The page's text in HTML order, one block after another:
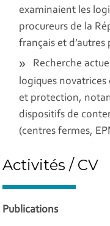
examinaient les
procureurs de la
français et d’autres
Recherche
logiques novatrices
et protection,
dispositifs de
(centres fermes,
Activités / CV
Publications